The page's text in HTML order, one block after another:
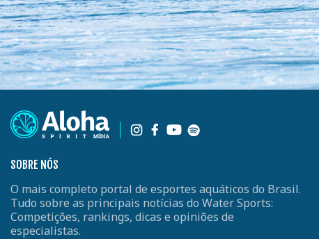
SOBRE NÓS
O mais completo portal de esportes aquáticos do Brasil.
Tudo sobre as principais notícias do Water Sports:
Competições, rankings, dicas e opiniões de
especialistas.